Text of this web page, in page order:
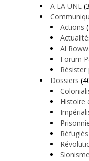
A LA UNE
Actions
Al
Forum
Dossiers
Histoire